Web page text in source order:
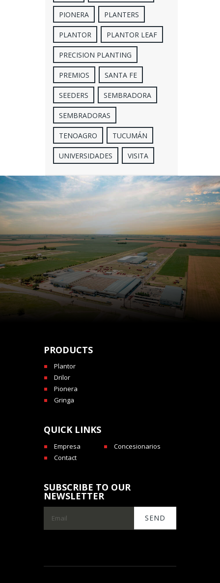
PIONERA PLANTERS
PLANTOR PLANTOR LEAF
PRECISION PLANTING
PREMIOS SANTA FE
SEEDERS SEMBRADORA
SEMBRADORAS
TENOAGRO TUCUMÁN
UNIVERSIDADES VISITA
PRODUCTS
Plantor
Drilor
Pionera
Gringa
QUICK LINKS
Empresa
Concesionarios
Contact
SUBSCRIBE TO OUR
NEWSLETTER